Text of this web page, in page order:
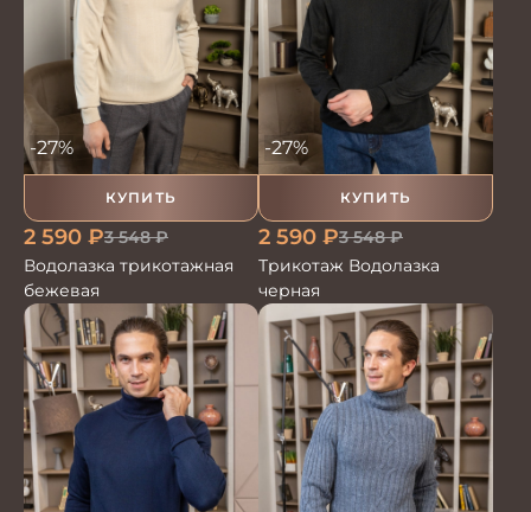
КУПИТЬ
-27%
2 590 ₽3 548₽
Водолазка трикотажная
бежевая
КУПИТЬ
-27%
2 590 ₽3 548₽
Трикотаж Водолазка
черная